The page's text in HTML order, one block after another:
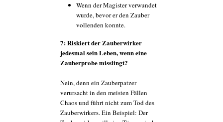
Wenn der Magister verwundet
wurde, bevor er den Zauber
vollenden konnte.
7: Riskiert der Zauberwirker
jedesmal sein Leben, wenn eine
Zauberprobe misslingt?
Nein, denn ein Zauberpatzer
verursacht in den meisten Fällen
Chaos und führt nicht zum Tod des
Zauberwirkers. Ein Beispiel: Der